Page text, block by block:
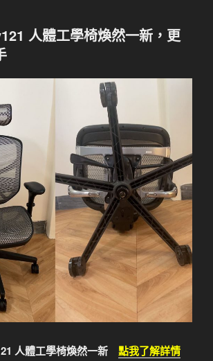
人體工學椅煥然一新，更
人體工學椅煥然一新 點我了解詳情